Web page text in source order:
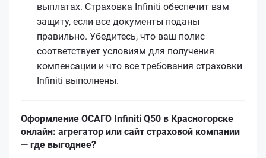
выплатах. Страховка Infiniti обеспечит вам
защиту, если все документы поданы
правильно. Убедитесь, что ваш полис
соответствует условиям для получения
компенсации и что все требования страховки
Infiniti выполнены.
Оформление ОСАГО Infiniti Q50 в Красногорске
онлайн: агрегатор или сайт страховой компании
— где выгоднее?